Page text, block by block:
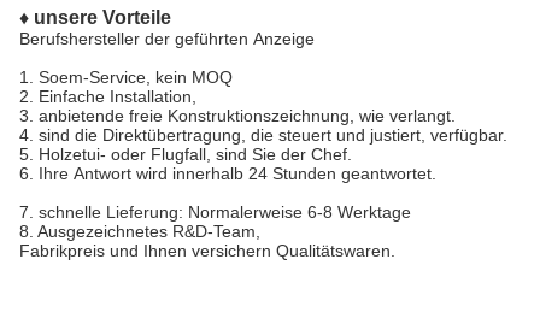
♦ unsere Vorteile
Berufshersteller der geführten Anzeige
1. Soem-Service, kein MOQ
2. Einfache Installation,
3. anbietende freie Konstruktionszeichnung, wie verlangt.
4. sind die Direktübertragung, die steuert und justiert, verfügbar.
5. Holzetui- oder Flugfall, sind Sie der Chef.
6. Ihre Antwort wird innerhalb 24 Stunden geantwortet.
7. schnelle Lieferung: Normalerweise 6-8 Werktage
8. Ausgezeichnetes R&D-Team,
Fabrikpreis und Ihnen versichern Qualitätswaren.